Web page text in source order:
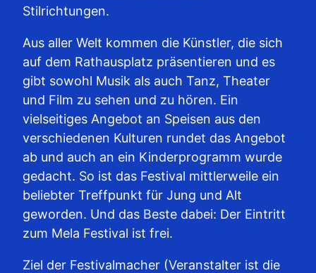
Stilrichtungen.
Aus aller Welt kommen die Künstler, die sich
auf dem Rathausplatz präsentieren und es
gibt sowohl Musik als auch Tanz, Theater
und Film zu sehen und zu hören. Ein
vielseitiges Angebot an Speisen aus den
verschiedenen Kulturen rundet das Angebot
ab und auch an ein Kinderprogramm wurde
gedacht. So ist das Festival mittlerweile ein
beliebter Treffpunkt für Jung und Alt
geworden. Und das Beste dabei: Der Eintritt
zum Mela Festival ist frei.
Ziel der Festivalmacher (Veranstalter ist die